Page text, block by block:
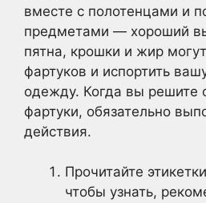
вместе с полотенцами и
предметами — хороший
пятна, крошки и жир
фартуков и испортить
одежду. Когда вы решите
фартуки, обязательно
действия.
Прочитайте
чтобы узнать,